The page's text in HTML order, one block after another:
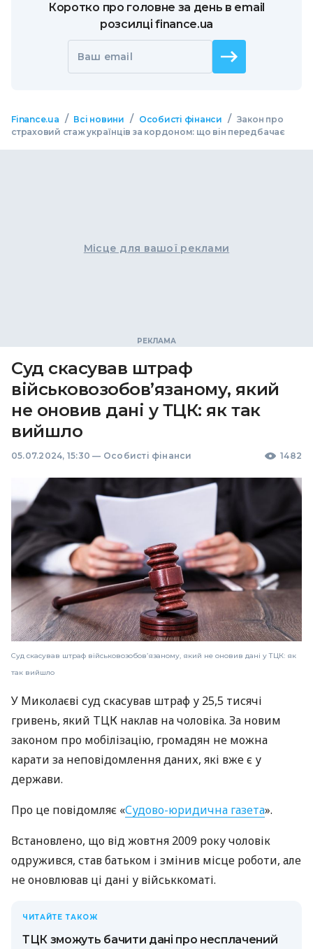
Коротко про головне за день в email
розсилці finance.ua
Ваш email
Finance.ua / Всі новини / Особисті фінанси / Закон про
страховий стаж українців за кордоном: що він передбачає
Місце для вашої реклами
Суд скасував штраф
військовозобов’язаному, який
не оновив дані у ТЦК: як так
вийшло
05.07.2024, 15:30 — Особисті фінанси 1482
Суд скасував штраф військовозобов’язаному, який не оновив дані у ТЦК: як
так вийшло
У Миколаєві суд скасував штраф у 25,5 тисячі
гривень, який ТЦК наклав на чоловіка. За новим
законом про мобілізацію, громадян не можна
карати за неповідомлення даних, які вже є у
держави.
Про це повідомляє «Судово-юридична газета».
Встановлено, що від жовтня 2009 року чоловік
одружився, став батьком і змінив місце роботи, але
не оновлював ці дані у військкоматі.
ЧИТАЙТЕ ТАКОЖ
ТЦК зможуть бачити дані про несплачений